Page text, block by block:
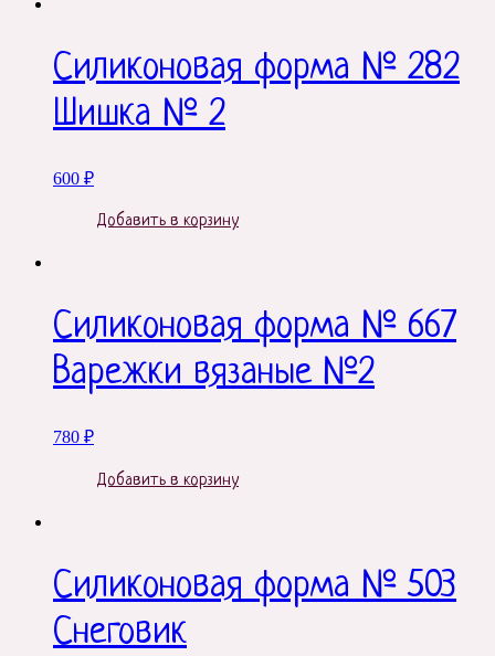
Силиконовая форма № 282
Шишка № 2
600 ₽
Добавить в корзину
Силиконовая форма № 667
Варежки вязаные №2
780 ₽
Добавить в корзину
Силиконовая форма № 503
Снеговик